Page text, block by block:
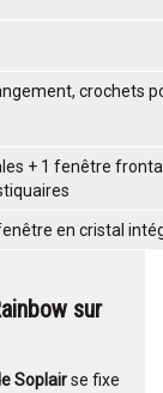
crochets
+ 1 fenêtre
en cristal
sur
Soplairse fixe